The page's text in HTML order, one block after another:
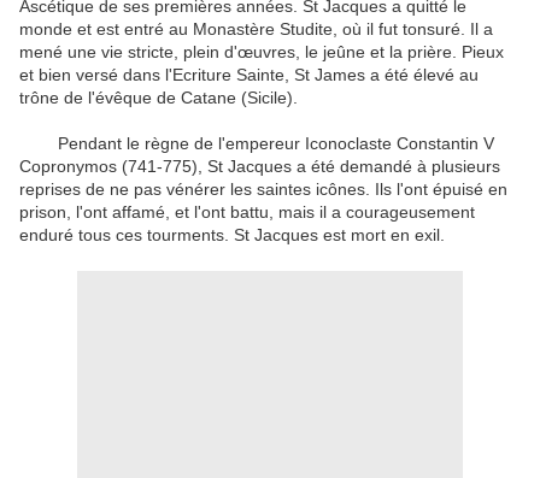
Ascétique de ses premières années St Jacques a quitté le
monde et est entré au Monastère Studite où il fut tonsuré Il a
mené une vie stricte plein d'œuvres , le jeûne et la prière Pieux
et bien versé dans l'Ecriture Sainte St James a été élevé au
trône de l'évêque de Catane (Sicile)
Pendant le règne de l'empereur Iconoclaste Constantin V
Copronymos (741-775) St Jacques a été demandé à plusieurs
reprises de ne pas vénérer les saintes icônes Ils l'ont épuisé en
prison
l'ont affamé et l'ont battu mais il a courageusement
enduré tous ces tourments St Jacques est mort en exil